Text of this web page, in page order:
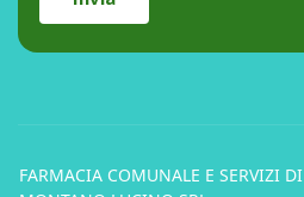
FARMACIA COMUNALE E SERVIZI DI